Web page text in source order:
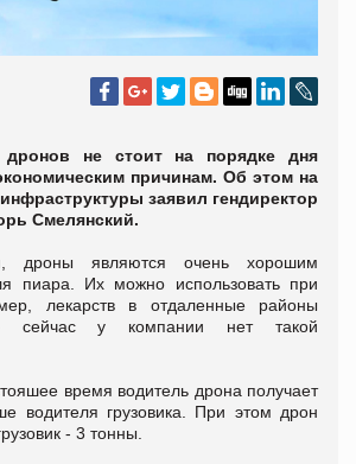
дронов не стоит на порядке дня
причинам. Об этом на
заявил гендиректор
Смелянский.
дроны являются очень хорошим
пиара. Их можно использовать при
лекарств в отдаленные районы
сейчас у компании нет такой
время водитель дрона получает
водителя грузовика. При этом дрон
- 3 тонны.